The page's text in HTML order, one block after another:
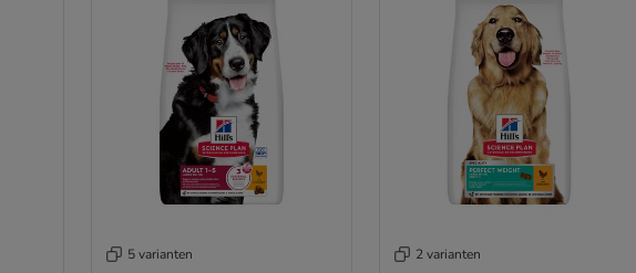
5 varianten 2 varianten